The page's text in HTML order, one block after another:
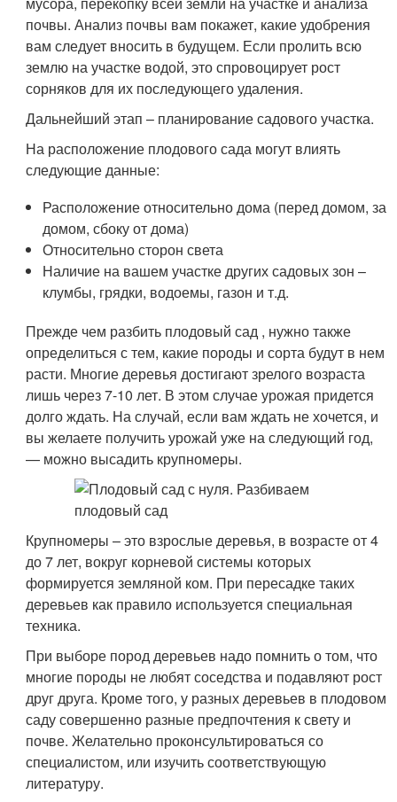
почвы. Анализ почвы вам покажет, какие удобрения
вам следует вносить в будущем. Если пролить всю
землю на участке водой, это спровоцирует рост
сорняков для их последующего удаления.
Дальнейший этап – планирование садового участка.
На расположение плодового сада могут влиять
следующие данные:
Расположение относительно дома (перед домом, за
домом, сбоку от дома)
Относительно сторон света
Наличие на вашем участке других садовых зон –
клумбы, грядки, водоемы, газон и т.д.
Прежде чем разбить плодовый сад , нужно также
определиться с тем, какие породы и сорта будут в нем
расти. Многие деревья достигают зрелого возраста
лишь через 7-10 лет. В этом случае урожая придется
долго ждать. На случай, если вам ждать не хочется, и
вы желаете получить урожай уже на следующий год,
— можно высадить крупномеры.
Крупномеры – это взрослые деревья, в возрасте от 4
до 7 лет, вокруг корневой системы которых
формируется земляной ком. При пересадке таких
деревьев как правило используется специальная
техника.
При выборе пород деревьев надо помнить о том, что
многие породы не любят соседства и подавляют рост
друг друга. Кроме того, у разных деревьев в плодовом
саду совершенно разные предпочтения к свету и
почве. Желательно проконсультироваться со
специалистом, или изучить соответствующую
литературу.